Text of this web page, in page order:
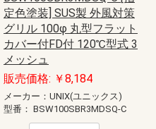
定色塗装] SUS製 外風対策
グリル 100φ 丸型フラット
カバー付FD付 120℃型式 3
メッシュ
販売価格: ￥8,184
メーカー：UNIX(ユニックス)
型番： BSW100SBR3MDSQ-C